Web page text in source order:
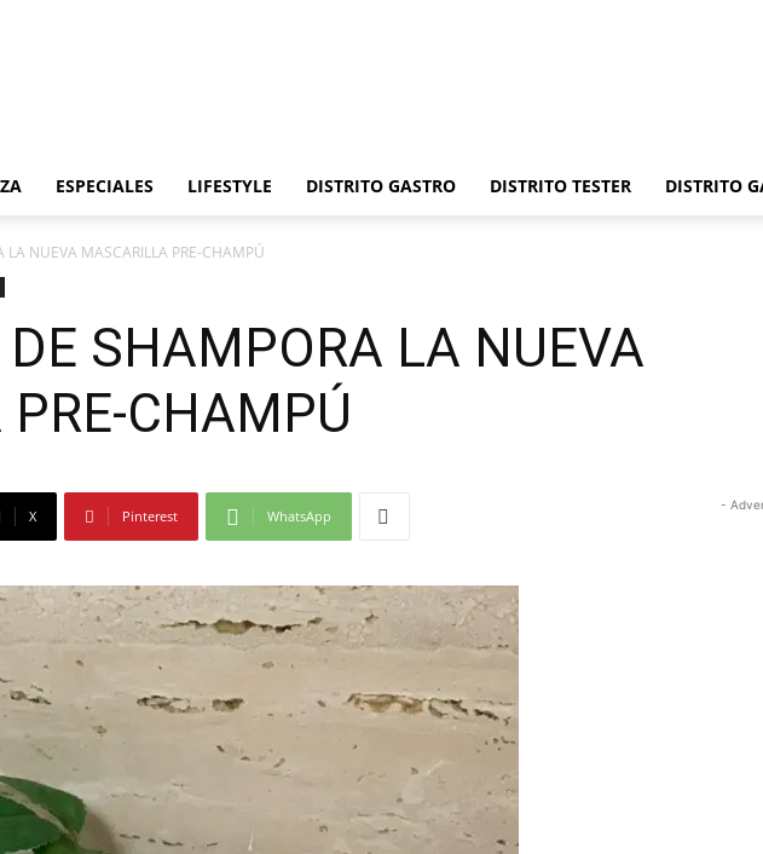
Gastro
ESPECIALES LIFESTYLE DISTRITO GASTRO DISTRITO TESTER DISTRITO
LA NUEVA MASCARILLA PRE-CHAMPÚ
SHAMPORA LA NUEVA
CHAMPÚ
X Pinterest WhatsApp
-